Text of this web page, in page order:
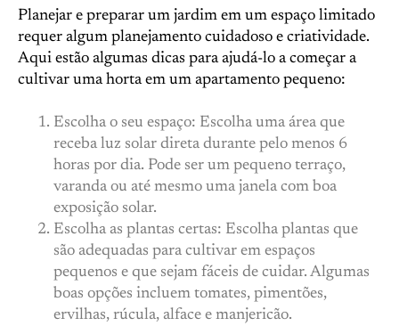
Planejar e preparar um jardim em um espaço limitado
requer algum planejamento cuidadoso e criatividade.
Aqui estão algumas dicas para ajudá-lo a começar a
cultivar uma horta em um apartamento pequeno:
Escolha o seu espaço: Escolha uma área que
receba luz solar direta durante pelo menos 6
horas por dia. Pode ser um pequeno terraço,
varanda ou até mesmo uma janela com boa
exposição solar.
Escolha as plantas certas: Escolha plantas que
são adequadas para cultivar em espaços
pequenos e que sejam fáceis de cuidar. Algumas
boas opções incluem tomates, pimentões,
ervilhas, rúcula, alface e manjericão.